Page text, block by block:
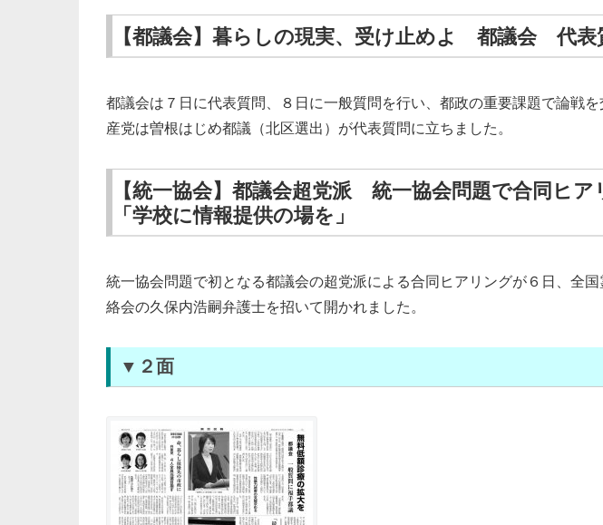
【都議会】暮らしの現実、受け止めよ 都議会 代表
都議会は７日に代表質問、８日に一般質問を行い、都政の重要課題で論戦
産党は曽根はじめ都議（北区選出）が代表質問に立ちました。
【統一協会】都議会超党派 統一協会問題で合同ヒ
「学校に情報提供の場を」
統一協会問題で初となる都議会の超党派による合同ヒアリングが６日、全
絡会の久保内浩嗣弁護士を招いて開かれました。
▼２面